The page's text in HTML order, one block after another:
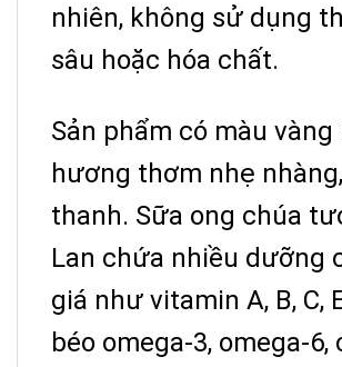
nhiên, không sử dụng
sâu hoặc hóa chất.
Sản phẩm có màu vàng
hương thơm nhẹ
thanh. Sữa ong chúa
Lan chứa nhiều dưỡng
giá như vitamin A, B, C,
béo omega-3, omega-6,